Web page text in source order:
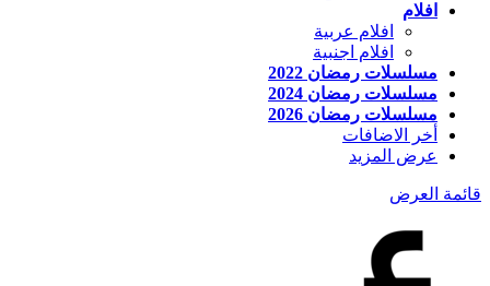
افلام
افلام عربية
افلام اجنبية
مسلسلات رمضان 2022
مسلسلات رمضان 2024
مسلسلات رمضان 2026
أخر الاضافات
عرض المزيد
قائمة العرض